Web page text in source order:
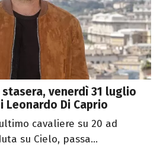
stasera, venerdì 31 luglio
Di Caprio
cavaliere su 20 ad
su Cielo, passa...